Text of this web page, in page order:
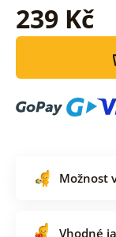
239 Kč
Možnost
Vhodné